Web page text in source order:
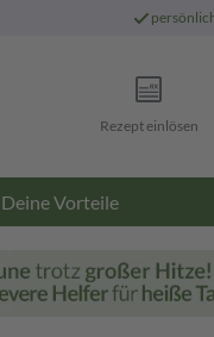
Rezept einlösen
Deine Vorteile